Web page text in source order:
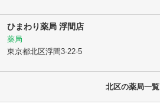
ひまわり薬局 浮間店
薬局
東京都北区浮間3-22-5
北区の薬局一覧